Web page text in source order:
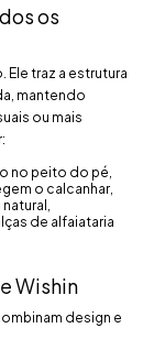
os
traz a estrutura
mantendo
ou mais
no peito do pé,
o calcanhar,
de alfaiataria
Wishin
design e